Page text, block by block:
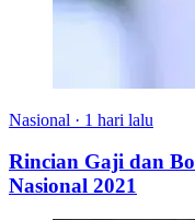
Nasional · 1 hari lalu
Rincian Gaji dan
Nasional 2021